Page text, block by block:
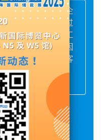
体的一家科技型企
向，我们在研发过
扩展以及与不同工
需求的重要性，因
客户的需求，为客
宗旨